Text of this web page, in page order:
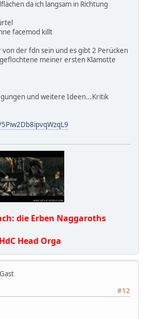
da ich langsam in Richtung
facemod killt
der fdn sein und es gibt 2 Perücken
meiner ersten Klamotte
und weitere Ideen...Kritik
die Erben Naggaroths
HdC Head Orga
Gast
#12